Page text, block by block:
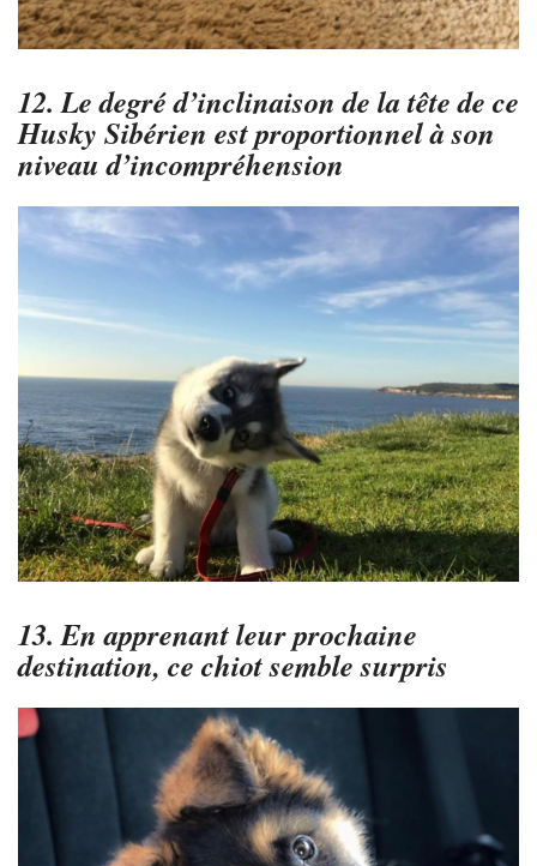
12. Le degré d’inclinaison de la tête de ce
Husky Sibérien est proportionnel à son
niveau d’incompréhension
13. En apprenant leur prochaine
destination, ce chiot semble surpris